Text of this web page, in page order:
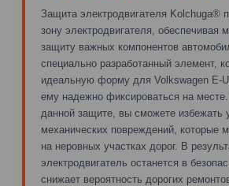
Защита электродвигателя Kolchuga®
зону электродвигателя, обеспечивая
защиту важных компонентов
специально разработанный элемент,
идеальную форму для Volkswagen E-
ему надежно фиксироваться на
данной защите, вы сможете избежать
механических повреждений, которые
на неровных участках дорог. В
электродвигатель останется в
снижает вероятность дорогих